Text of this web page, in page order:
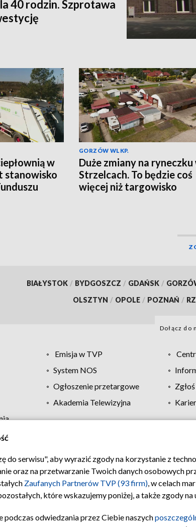
40 rodzin. Szprotawa
w
stanowisko
GORZÓW WLKP.
Duże zmiany na ryneczku
Strzelcach. To będzie coś
więcej niż targowisko
BIAŁYSTOK / BYDGOSZCZ / GDAŃSK /
OLSZTYN / OPOLE / POZNAŃ /
Dołącz do
Emisja w TVP
System NOS
Ogłoszenie przetargowe
Akademia Telewizyjna
Regulamin TVP Polityka prywatności
do serwisu", aby wyrazić zgody na korzystanie z
oraz na przetwarzanie Twoich danych osobowych
Zaufanych Partnerów TVP (93 firm), w celach
które wskazujemy poniżej, a także zgody
podczas odwiedzania przez Ciebie naszych